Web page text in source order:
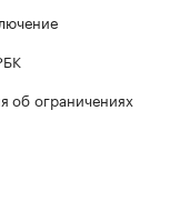
об ограничениях